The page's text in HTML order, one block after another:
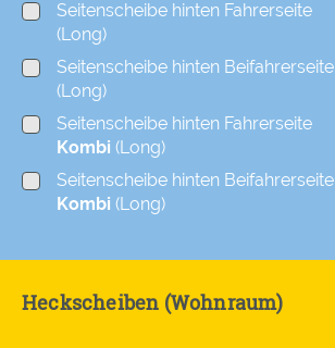
Seitenscheibe hinten Fahrerseite
(Long)
Seitenscheibe hinten Beifahrerseite
(Long)
Seitenscheibe hinten Fahrerseite
Kombi (Long)
Seitenscheibe hinten Beifahrerseite
Kombi (Long)
Heckscheiben (Wohnraum)